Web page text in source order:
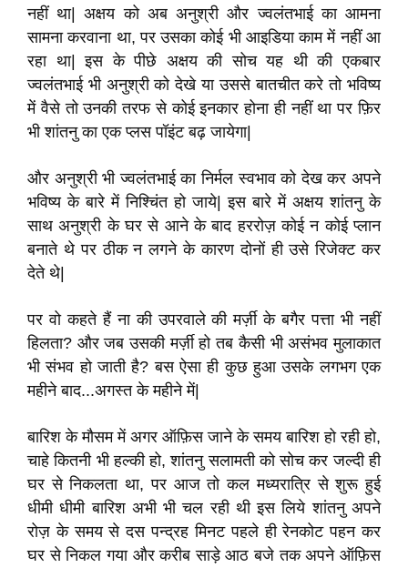
नहीं था| अक्षय को अब अनुश्री और ज्वलंतभाई का आमना
सामना करवाना था, पर उसका कोई भी आइडिया काम में नहीं आ
रहा था| इस के पीछे अक्षय की सोच यह थी की एकबार
ज्वलंतभाई भी अनुश्री को देखे या उससे बातचीत करे तो भविष्य
में वैसे तो उनकी तरफ से कोई इनकार होना ही नहीं था पर फ़िर
भी शांतनु का एक प्लस पॉइंट बढ़ जायेगा|
और अनुश्री भी ज्वलंतभाई का निर्मल स्वभाव को देख कर अपने
भविष्य के बारे में निश्चिंत हो जाये| इस बारे में अक्षय शांतनु के
साथ अनुश्री के घर से आने के बाद हररोज़ कोई न कोई प्लान
बनाते थे पर ठीक न लगने के कारण दोनों ही उसे रिजेक्ट कर
देते थे|
पर वो कहते हैं ना की उपरवाले की मर्ज़ी के बगैर पत्ता भी नहीं
हिलता? और जब उसकी मर्ज़ी हो तब कैसी भी असंभव मुलाकात
भी संभव हो जाती है? बस ऐसा ही कुछ हुआ उसके लगभग एक
महीने बाद...अगस्त के महीने में|
बारिश के मौसम में अगर ऑफ़िस जाने के समय बारिश हो रही हो,
चाहे कितनी भी हल्की हो, शांतनु सलामती को सोच कर जल्दी ही
घर से निकलता था, पर आज तो कल मध्यरात्रि से शुरू हुई
धीमी धीमी बारिश अभी भी चल रही थी इस लिये शांतनु अपने
रोज़ के समय से दस पन्द्रह मिनट पहले ही रेनकोट पहन कर
घर से निकल गया और करीब साड़े आठ बजे तक अपने ऑफ़िस